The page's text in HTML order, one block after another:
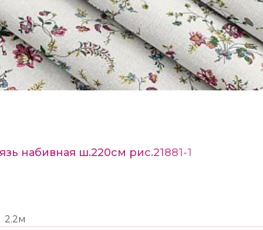
набивная ш.220см рис.21881-1
2.2м